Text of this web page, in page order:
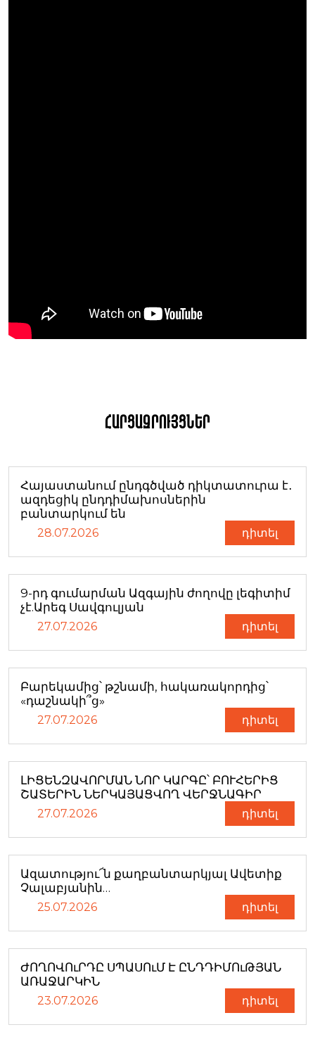
Հարցազրույցներ
Հայաստանում ընդգծված դիկտատուրա է․
ազդեցիկ ընդդիմախոսներին
բանտարկում են
28.07.2026 դիտել
9-րդ գումարման Ազգային ժողովը լեգիտիմ
չէ.Արեգ Սավգուլյան
27.07.2026 դիտել
Բարեկամից՝ թշնամի, հակառակորդից՝
«դաշնակի՞ց»
27.07.2026 դիտել
ԼԻՑԵՆԶԱՎՈՐՄԱՆ ՆՈՐ ԿԱՐԳԸ՝ ԲՈՒՀԵՐԻՑ
ՇԱՏԵՐԻՆ ՆԵՐԿԱՅԱՑՎՈՂ ՎԵՐՋՆԱԳԻՐ
27.07.2026 դիտել
Ազատությու՜ն քաղբանտարկյալ Ավետիք
Չալաբյանին…
25.07.2026 դիտել
ԺՈՂՈՎՈւՐԴԸ ՍՊԱՍՈւՄ Է ԸՆԴԴԻՄՈւԹՅԱՆ
ԱՌԱՋԱՐԿԻՆ
23.07.2026 դիտել